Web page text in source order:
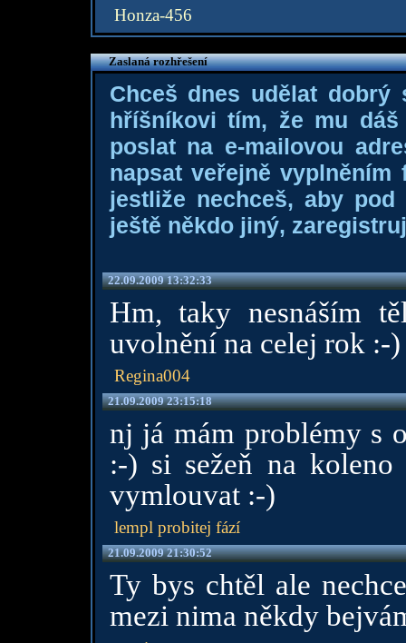
Honza-456
Zaslaná rozhřešení
Chceš dnes udělat dobrý
hříšníkovi tím, že mu
poslat na e-mailovou
napsat veřejně
jestliže nechceš, aby
ještě někdo jiný,
22.09.2009 13:32:33
Hm, taky nesnáším
uvolnění na celej rok :-)
Regina004
21.09.2009 23:15:18
nj já mám problémy s
:-) si sežeň na koleno
vymlouvat :-)
lempl probitej fází
21.09.2009 21:30:52
Ty bys chtěl ale
mezi nima někdy